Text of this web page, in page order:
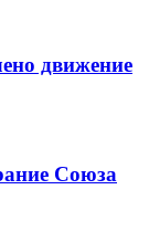
движение
Союза